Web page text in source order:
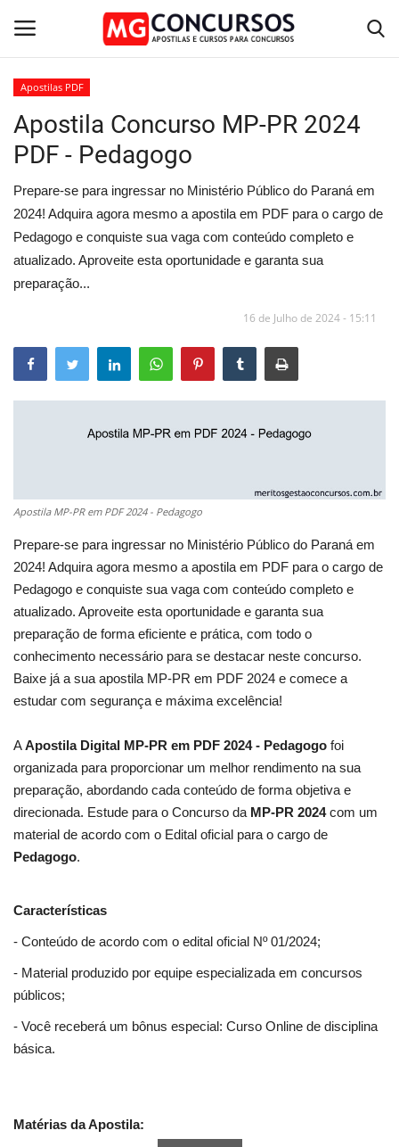
Home
Apostilas PDF
Apostila Impressa
Cursos Online
Apostilas PDF
Apostila Concurso MP-PR 2024
PDF - Pedagogo
Prepare-se para ingressar no Ministério Público do Paraná em
2024! Adquira agora mesmo a apostila em PDF para o cargo de
Pedagogo e conquiste sua vaga com conteúdo completo e
atualizado. Aproveite esta oportunidade e garanta sua
preparação...
16 de Julho de 2024 - 15:11
Apostila MP-PR em PDF 2024 - Pedagogo
Prepare-se para ingressar no Ministério Público do Paraná em
2024! Adquira agora mesmo a apostila em PDF para o cargo de
Pedagogo e conquiste sua vaga com conteúdo completo e
atualizado. Aproveite esta oportunidade e garanta sua
preparação de forma eficiente e prática, com todo o
conhecimento necessário para se destacar neste concurso.
Baixe já a sua apostila MP-PR em PDF 2024 e comece a
estudar com segurança e máxima excelência!
AApostila Digital MP-PR em PDF 2024 - Pedagogo foi
organizada para proporcionar um melhor rendimento na sua
preparação, abordando cada conteúdo de forma objetiva e
direcionada. Estude para o Concurso da MP-PR 2024com um
material de acordo com o Edital oficial para o cargo de
Pedagogo.
Características
- Conteúdo de acordo com o edital oficial Nº 01/2024;
- Material produzido por equipe especializada em concursos
públicos;
- Você receberá um bônus especial: Curso Online de disciplina
básica.
Matérias da Apostila: